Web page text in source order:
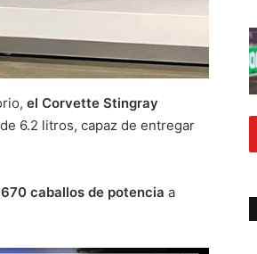
el Corvette Stingray
6.2 litros, capaz de entregar
caballos de potencia a